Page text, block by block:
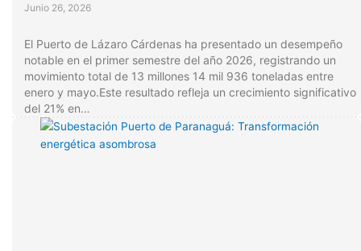
Junio 26, 2026
El Puerto de Lázaro Cárdenas ha presentado un desempeño
notable en el primer semestre del año 2026, registrando un
movimiento total de 13 millones 14 mil 936 toneladas entre
enero y mayo.Este resultado refleja un crecimiento significativo
del 21% en…